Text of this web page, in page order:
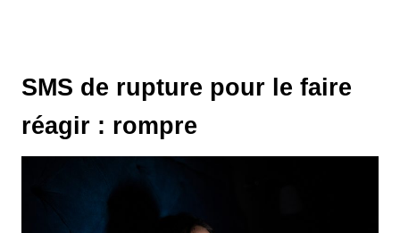
SMS de rupture pour le faire
réagir : rompre